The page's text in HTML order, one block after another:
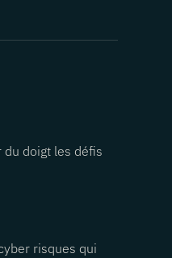
doigt les défis
risques qui